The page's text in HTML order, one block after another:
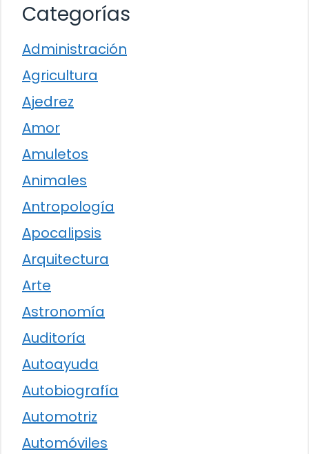
Categorías
Administración
Agricultura
Ajedrez
Amor
Amuletos
Animales
Antropología
Apocalipsis
Arquitectura
Arte
Astronomía
Auditoría
Autoayuda
Autobiografía
Automotriz
Automóviles